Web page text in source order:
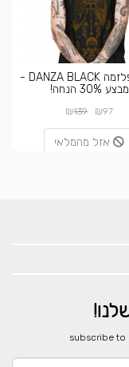
גופיה פלזמה DANZA BLACK -
מבצע 30% הנחה!
₪97
₪139
אזל מהמלאי
​subscribe to